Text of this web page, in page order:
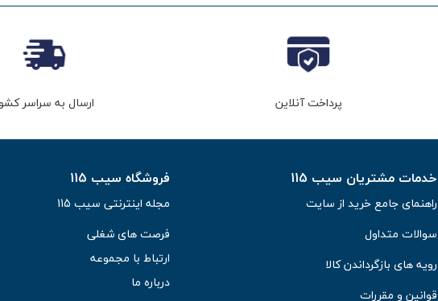
پرداخت آنلاین ارسال به سراسر
خدمات مشتریان سیب 115
راهنمای جامع خرید از سایت
سوالات متداول
رویه های بازگرداندن کالا
قوانین و مقررات
فروشگاه سیب 115
مجله اینترنتی سیب 115
فرصت های شغلی
ارتباط با مجموعه
درباره ما